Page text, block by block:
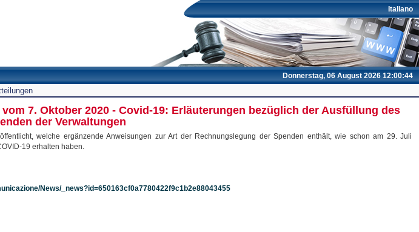
Italiano
Donnerstag, 06 August 2026 12:00:44
7. Oktober 2020 - Covid-19: Erläuterungen bezüglich der Ausfüllung des
der Verwaltungen
welche ergänzende Anweisungen zur Art der Rechnungslegung der Spenden enthält, wie schon am 29. Juli
19 erhalten haben.
News/_news?id=650163cf0a7780422f9c1b2e88043455